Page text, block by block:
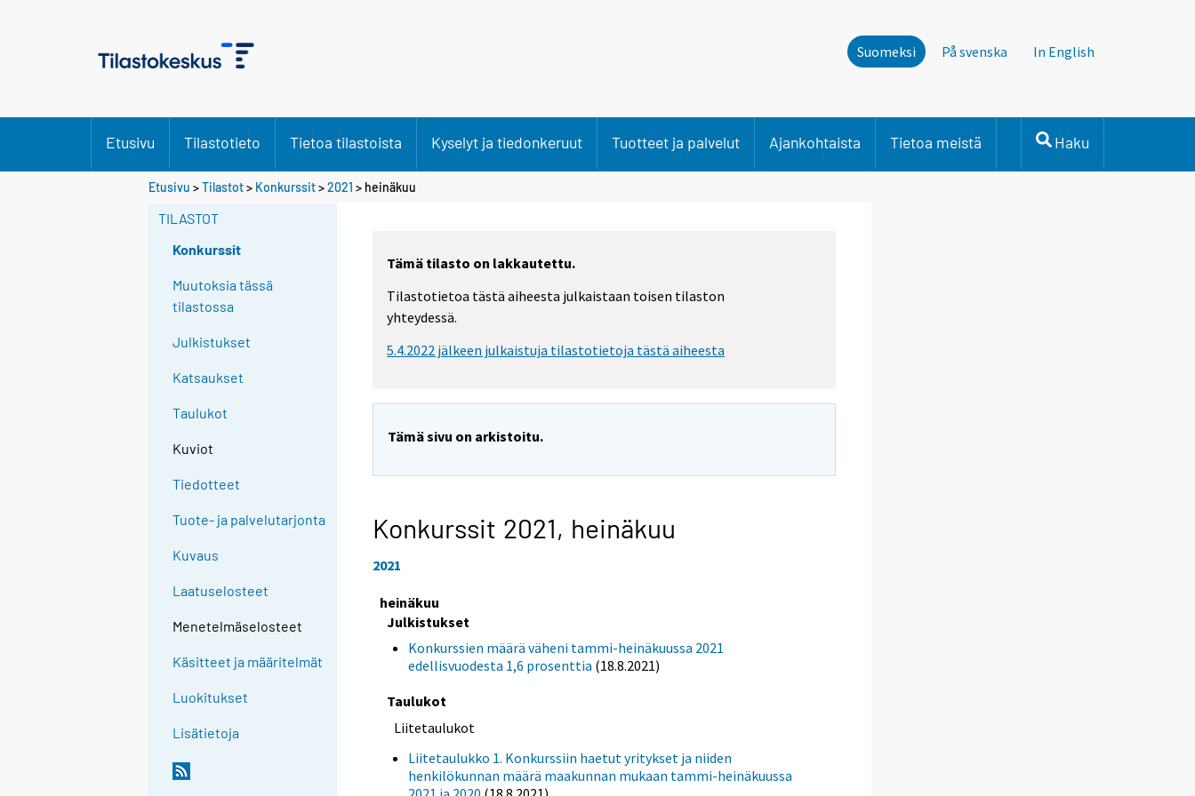
Suomeksi På svenska In English
Etusivu Tilastotieto Tietoa tilastoista Kyselyt ja tiedonkeruut Tuotteet ja palvelut Ajankohtaista Tietoa meistä Haku
Etusivu >Tilastot> Konkurssit>2021 > heinäkuu
TILASTOT
Konkurssit
Muutoksia tässä
tilastossa
Julkistukset
Katsaukset
Taulukot
Kuviot
Tiedotteet
Tuote- ja palvelutarjonta
Kuvaus
Laatuselosteet
Menetelmäselosteet
Käsitteet ja määritelmät
Luokitukset
Lisätietoja
Tämä tilasto on lakkautettu.
Tilastotietoa tästä aiheesta julkaistaan toisen tilaston
yhteydessä.
5.4.2022 jälkeen julkaistuja tilastotietoja tästä aiheesta
Tämä sivu on arkistoitu.
Konkurssit 2021, heinäkuu
2021
heinäkuu
Julkistukset
Konkurssien määrä väheni tammi-heinäkuussa 2021
edellisvuodesta 1,6 prosenttia (18.8.2021)
Taulukot
Liitetaulukot
Liitetaulukko 1. Konkurssiin haetut yritykset ja niiden
henkilökunnan määrä maakunnan mukaan tammi-heinäkuussa